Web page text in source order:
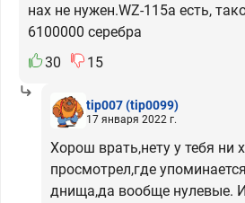
нах не нужен.WZ-115а есть,
6100000 серебра
30
15
tip007(tip0099)
17 января 2022 г.
Хорош врать,нету у тебя ни
просмотрел,где
днища,да вообще нулевые.